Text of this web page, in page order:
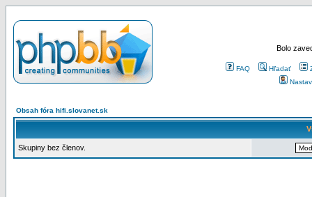
Bolo
FAQ Hľadať
Obsah fóra hifi.slovanet.sk
Skupiny bez členov.